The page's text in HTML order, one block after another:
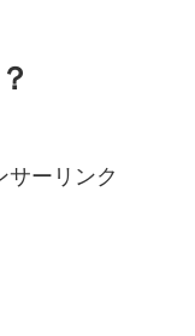
サーリンク